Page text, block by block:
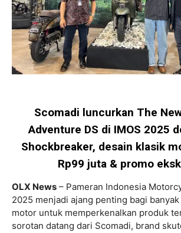
Scomadi luncurkan The
Adventure DS di IMOS 2025
Shockbreaker, desain klasik
Rp99 juta & promo
OLX News – Pameran Indonesia
2025 menjadi ajang penting bagi
motor untuk memperkenalkan produk
sorotan datang dari Scomadi, brand